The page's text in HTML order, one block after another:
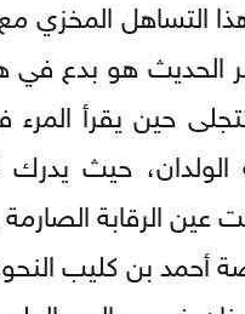
التساهل المخزي
الحديث هو بدع في
حين يقرأ
حيث
عين الرقابة
أحمد بن كليب